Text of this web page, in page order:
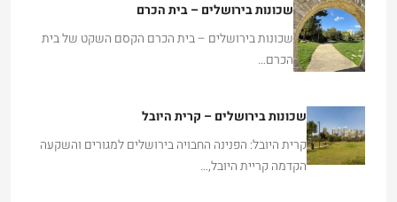
שכונות בירושלים – בית הכרם
שכונות בירושלים – בית הכרם הקסם השקט של בית
הכרם…
שכונות בירושלים – קרית היובל
קרית היובל: הפנינה החבויה בירושלים למגורים והשקעה
הקדמה קריית היובל,…